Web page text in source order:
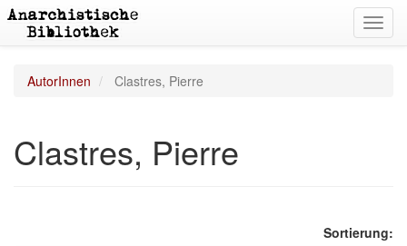
AutorInnen Clastres, Pierre
Clastres, Pierre
Sortierung: